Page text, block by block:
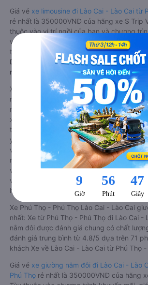
Giá vé xe limousine đi Lào Cai - Lào Cai từ
rẻ nhất là 350000VND của hãng xe S Trip
thuộc vào vị trí ngồi của bạn và chương
vé Xe Phú Thọ - Phú Thọ đi Lào Cai - Lào
thể sẽ rẻ hơn
Dòng xe đi Lào Cai - Lào Cai từ Phú Thọ -
nằm đôi: Riêng tư, đầy đủ tiện nghi
Xe khách đi Lào Cai - Lào Cai từ Phú Thọ -
nằm đôi là loại xe đặc biệt. Với mỗi giường
một phòng ngủ khách sạn sang trọng, hiện
xe giường nằm cho cặp đôi đi Lào Cai - Lào
tại Việt Nam. Loại xe giường nằm đôi ra đời
yêu cầu ngày càng cao của khách hàng về
vụ vận tải. So với xe giường nằm thông
nằm đôi đi Lào Cai - Lào Cai có nhiều ưu
vượt trội. Màn hình LCD với hàng nghìn bộ
và nước uống và chăn đắp miễn phí phục
hành trình.
Xe Phú Thọ - Phú Thọ Lào Cai - Lào Cai
nhất: Xe từ Phú Thọ - Phú Thọ đi Lào Cai -
nằm đôi được đánh giá chung có chất
đánh giá trung bình từ 4.8/5 dựa trên 71
khách Xe về Lào Cai - Lào Cai từ Phú Thọ -
Giá vé xe giường nằm đôi đi Lào Cai - Lào
Phú Thọ rẻ nhất là 350000VND của hãng